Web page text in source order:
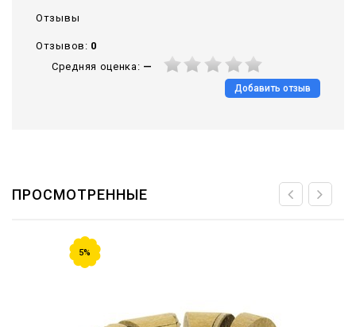
Отзывы
Отзывов: 0
Средняя оценка: —
Добавить отзыв
ПРОСМОТРЕННЫЕ
5%